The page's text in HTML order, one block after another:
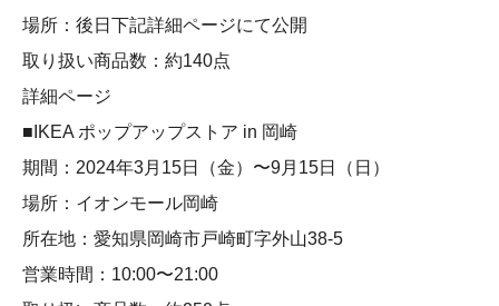
場所：後日下記詳細ページにて公開
取り扱い商品数：約140点
詳細ページ
■IKEA ポップアップストア in 岡崎
期間：2024年3月15日（金）〜9月15日（日）
場所：イオンモール岡崎
所在地：愛知県岡崎市戸崎町字外山38-5
営業時間：10:00〜21:00